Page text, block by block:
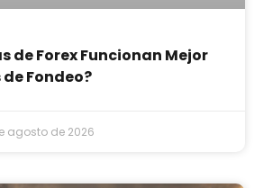
de Forex Funcionan Mejor
Fondeo?
agosto de 2026